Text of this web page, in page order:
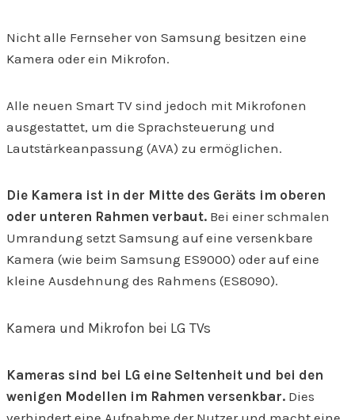
Nicht alle Fernseher von Samsung besitzen eine
Kamera oder ein Mikrofon.
Alle neuen Smart TV sind jedoch mit Mikrofonen
ausgestattet, um die Sprachsteuerung und
Lautstärkeanpassung (AVA) zu ermöglichen.
Die Kamera ist in der Mitte des Geräts im oberen
oder unteren Rahmen verbaut. Bei einer schmalen
Umrandung setzt Samsung auf eine versenkbare
Kamera (wie beim Samsung ES9000) oder auf eine
kleine Ausdehnung des Rahmens (ES8090).
Kamera und Mikrofon bei LG TVs
Kameras sind bei LG eine Seltenheit und bei den
wenigen Modellen im Rahmen versenkbar. Dies